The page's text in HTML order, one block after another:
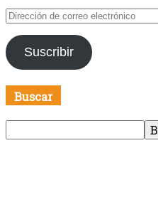
Dirección
de
correo
electrónico
Suscribir
Buscar